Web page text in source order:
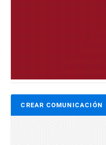
CREAR COMUNICACIÓN